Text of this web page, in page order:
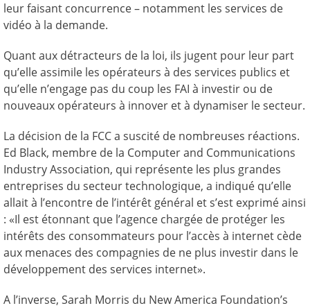
leur faisant concurrence – notamment les services de
vidéo à la demande.
Quant aux détracteurs de la loi, ils jugent pour leur part
qu’elle assimile les opérateurs à des services publics et
qu’elle n’engage pas du coup les FAI à investir ou de
nouveaux opérateurs à innover et à dynamiser le secteur.
La décision de la FCC a suscité de nombreuses réactions.
Ed Black, membre de la Computer and Communications
Industry Association, qui représente les plus grandes
entreprises du secteur technologique, a indiqué qu’elle
allait à l’encontre de l’intérêt général et s’est exprimé ainsi
: «Il est étonnant que l’agence chargée de protéger les
intérêts des consommateurs pour l’accès à internet cède
aux menaces des compagnies de ne plus investir dans le
développement des services internet».
A l’inverse, Sarah Morris du New America Foundation’s